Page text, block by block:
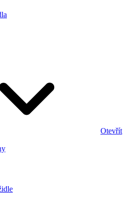
Otevřít